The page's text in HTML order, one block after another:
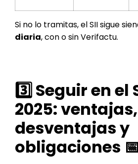
Si no lo tramitas, el SII sigue
diaria, con o sin Verifactu.
3️⃣ Seguir en el
2025: ventajas,
desventajas y
obligaciones